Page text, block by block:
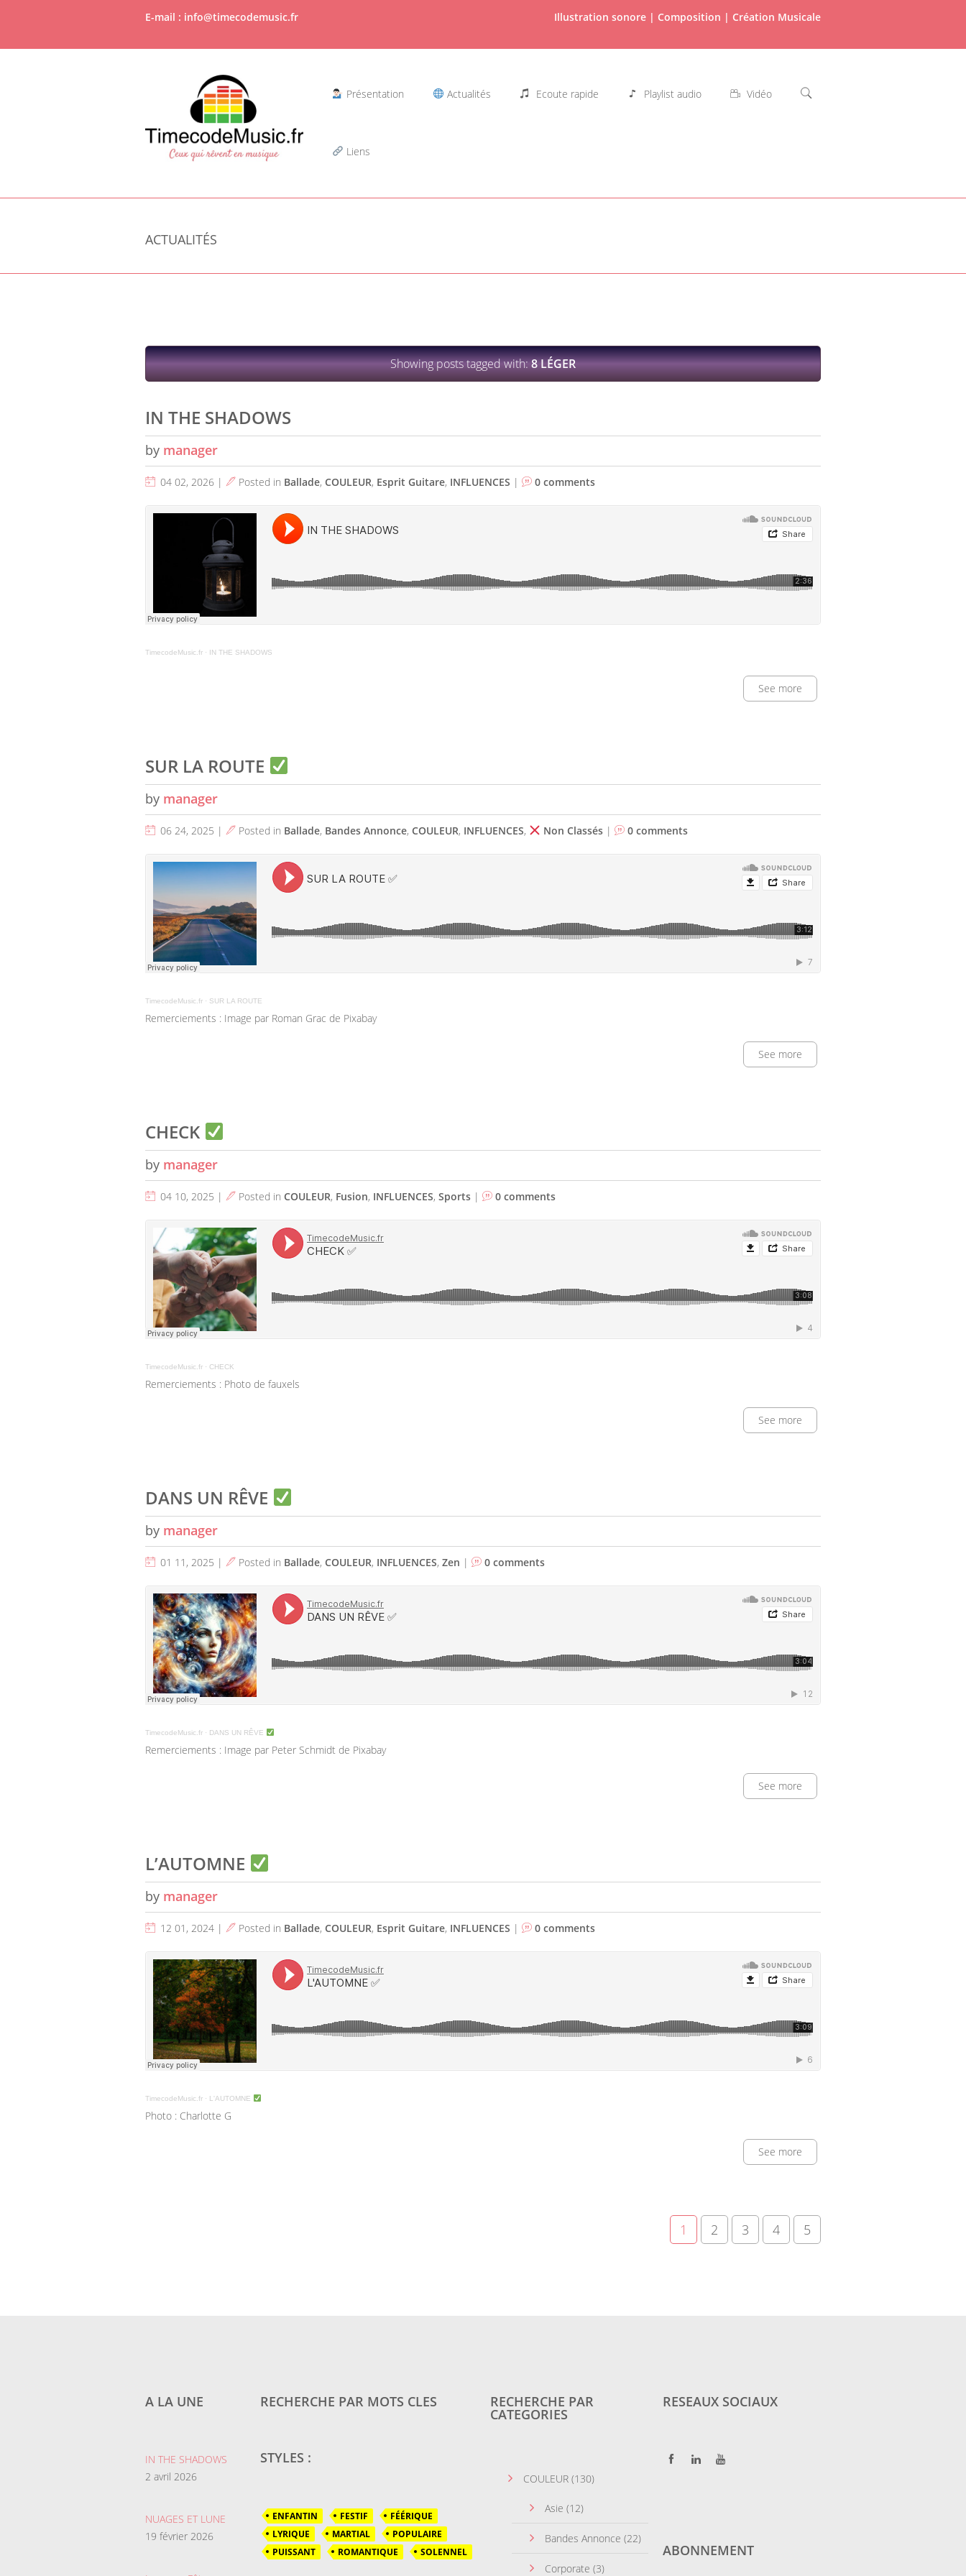
E-mail : info@timecodemusic.fr Illustration sonore | Composition | Création Musicale
Présentation Actualités Ecoute rapide Playlist audio Vidéo
Liens
ACTUALITÉS
Showing posts tagged with:8 LÉGER
IN THE SHADOWS
by manager
04 02, 2026 | Posted in Ballade, COULEUR, Esprit Guitare, INFLUENCES | 0 comments
TimecodeMusic.fr · IN THE SHADOWS
See more
SUR LA ROUTE
by manager
06 24, 2025 | Posted in Ballade, Bandes Annonce, COULEUR, INFLUENCES, Non Classés| 0 comments
TimecodeMusic.fr · SUR LA ROUTE
Remerciements : Image par Roman Grac de Pixabay
See more
CHECK
by manager
04 10, 2025 | Posted in COULEUR, Fusion, INFLUENCES, Sports | 0 comments
TimecodeMusic.fr · CHECK
Remerciements : Photo de fauxels
See more
DANS UN RÊVE
by manager
01 11, 2025 | Posted in Ballade, COULEUR, INFLUENCES, Zen | 0 comments
TimecodeMusic.fr · DANS UN RÊVE
Remerciements : Image par Peter Schmidt de Pixabay
See more
L’AUTOMNE
by manager
12 01, 2024 | Posted in Ballade, COULEUR, Esprit Guitare, INFLUENCES | 0 comments
TimecodeMusic.fr · L'AUTOMNE
Photo : Charlotte G
See more
1 2 3 4 5
A LA UNE
IN THE SHADOWS
2 avril 2026
NUAGES ET LUNE
19 février 2026
RECHERCHE PAR MOTS CLES
STYLES :
ENFANTIN FESTIF
FÉÉRIQUE
LYRIQUE
MARTIAL
POPULAIRE
PUISSANT
ROMANTIQUE SOLENNEL
RECHERCHE PAR
CATEGORIES
COULEUR (130)
Asie (12)
Bandes Annonce (22)
Corporate (3)
RESEAUX SOCIAUX
ABONNEMENT